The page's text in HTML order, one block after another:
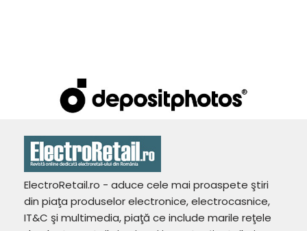
ElectroRetail.ro - aduce cele mai proaspete ştiri
din piaţa produselor electronice, electrocasnice,
IT&C şi multimedia, piaţă ce include marile reţele